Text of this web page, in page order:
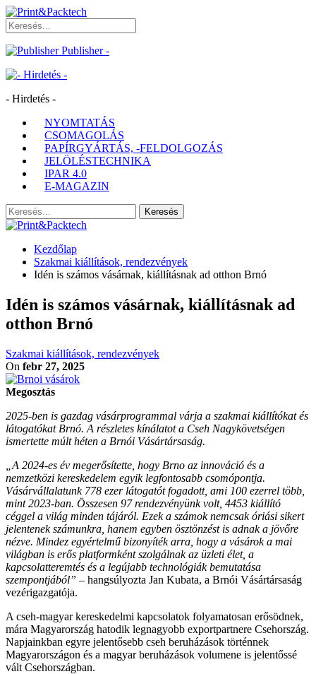
Publisher -
- Hirdetés -
NYOMTATÁS
CSOMAGOLÁS
PAPÍRGYÁRTÁS, -FELDOLGOZÁS
JELÖLÉSTECHNIKA
IPAR 4.0
E-MAGAZIN
Kezdőlap
Szakmai kiállítások, rendezvények
Idén is számos vásárnak, kiállításnak ad otthon Brnó
Idén is számos vásárnak, kiállításnak ad
otthon Brnó
Szakmai kiállítások, rendezvények
On febr 27, 2025
Megosztás
2025-ben is gazdag vásárprogrammal várja a szakmai kiállítókat és
látogatókat Brnó. A részletes kínálatot a Cseh Nagykövetségen
ismertette múlt héten a Brnói Vásártársaság.
„A 2024-es év megerősítette, hogy Brno az innováció és a
nemzetközi kereskedelem egyik legfontosabb csomópontja.
Vásárvállalatunk 778 ezer látogatót fogadott, ami 100 ezerrel több,
mint 2023-ban. Összesen 97 rendezvényünk volt, 4453 kiállító
céggel a világ minden tájáról. Ezek a számok nemcsak óriási sikert
jelentenek számunkra, hanem egyben ösztönzést is adnak a jövőre
nézve. Mindez egyértelmű bizonyíték arra, hogy a vásárok a mai
világban is erős platformként szolgálnak az üzleti élet, a
kapcsolatteremtés és a legújabb technológiák bemutatása
szempontjából” – hangsúlyozta Jan Kubata, a Brnói Vásártársaság
vezérigazgatója.
A cseh-magyar kereskedelmi kapcsolatok folyamatosan erősödnek,
mára Magyarország hatodik legnagyobb exportpartnere Csehország.
Napjainkban egyre jelentősebb cseh beruházások történnek
Magyarországon és a magyar beruházások volumene is jelentőssé
vált Csehországban.